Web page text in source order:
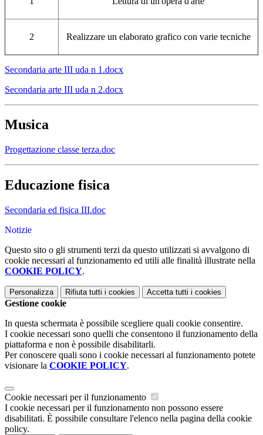
2 Realizzare un elaborato grafico con varie tecniche
Secondaria arte III uda n 1.docx
Secondaria arte III uda n 2.docx
Musica
Progettazione classe terza.doc
Educazione fisica
Secondaria ed fisica III.doc
Notizie
Questo sito o gli strumenti terzi da questo utilizzati si avvalgono di
cookie necessari al funzionamento ed utili alle finalità illustrate nella
COOKIE POLICY.
Personalizza Rifiuta tutti i cookies Accetta tutti i cookies
Gestione cookie
In questa schermata è possibile scegliere quali cookie consentire.
I cookie necessari sono quelli che consentono il funzionamento della
piattaforma e non è possibile disabilitarli.
Per conoscere quali sono i cookie necessari al funzionamento potete
visionare la COOKIE POLICY.
Cookie necessari per il funzionamento
I cookie necessari per il funzionamento non possono essere
disabilitati. È possibile consultare l'elenco nella pagina della cookie
policy.